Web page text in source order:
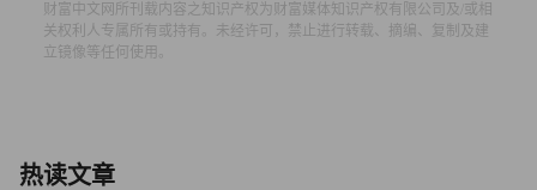
嘉年华公司总部位于迈阿密，其在4月提交的证券申报文件
工的个人信息。嘉年华公司表示，没有迹象表明被盗用的个
财富中文网所刊载内容之知识产权为财富媒体知识产权有限公司及/或相
关权利人专属所有或持有。未经许可，禁止进行转载、摘编、复制及建
立镜像等任何使用。
热读文章